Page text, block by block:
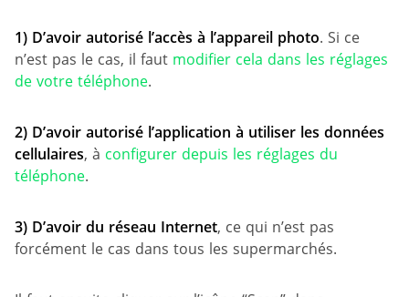
1) D’avoir autorisé l’accès à l’appareil photo. Si ce
n’est pas le cas, il faut modifier cela dans les réglages
de votre téléphone.
2) D’avoir autorisé l’application à utiliser les données
cellulaires, à configurer depuis les réglages du
téléphone.
3) D’avoir du réseau Internet, ce qui n’est pas
forcément le cas dans tous les supermarchés.